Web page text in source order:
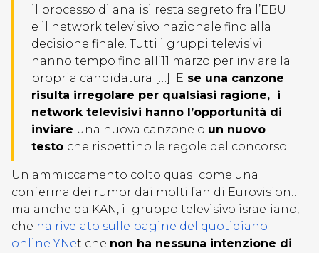
il processo di analisi resta segreto fra l’EBU
e il network televisivo nazionale fino alla
decisione finale. Tutti i gruppi televisivi
hanno tempo fino all’11 marzo per inviare la
propria candidatura […] E se una canzone
risulta irregolare per qualsiasi ragione, i
network televisivi hanno l’opportunità di
inviare una nuova canzone o un nuovo
testo che rispettino le regole del concorso.
Un ammiccamento colto quasi come una
conferma dei rumor dai molti fan di Eurovision…
ma anche da KAN, il gruppo televisivo israeliano,
che ha rivelato sulle pagine del quotidiano
online YNet che non ha nessuna intenzione di